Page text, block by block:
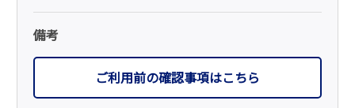
備考
ご利用前の確認事項はこちら